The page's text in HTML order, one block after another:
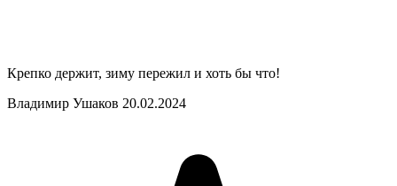
Крепко держит, зиму пережил и хоть бы что!
Владимир Ушаков 20.02.2024